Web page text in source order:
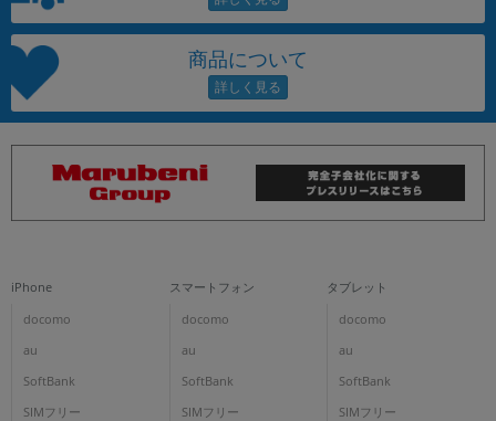
商品について
iPhone
docomo
au
SoftBank
SIMフリー
スマートフォン
docomo
au
SoftBank
SIMフリー
タブレット
docomo
au
SoftBank
SIMフリー